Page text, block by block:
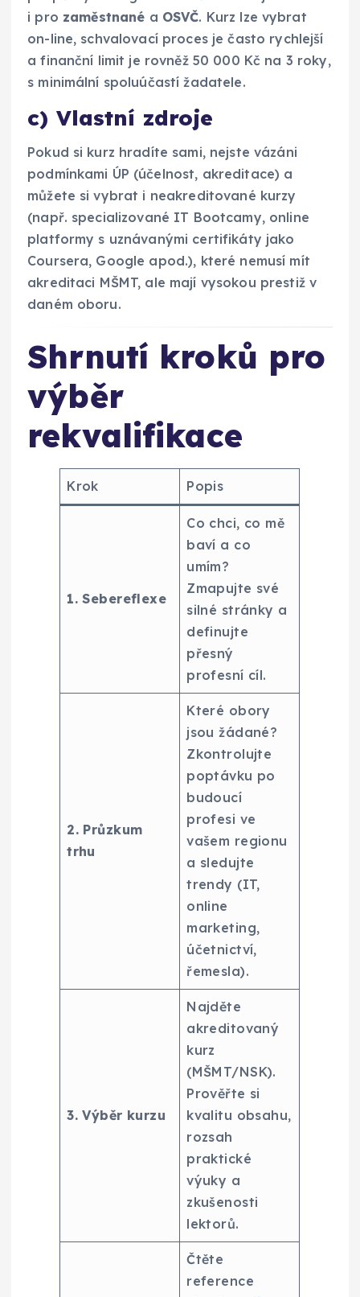
i pro zaměstnané a OSVČ. Kurz lze vybrat
on-line, schvalovací proces je často rychlejší
a finanční limit je rovněž 50 000 Kč na 3 roky,
s minimální spoluúčastí žadatele.
c) Vlastní zdroje
Pokud si kurz hradíte sami, nejste vázáni
podmínkami ÚP (účelnost, akreditace) a
můžete si vybrat i neakreditované kurzy
(např. specializované IT Bootcamy, online
platformy s uznávanými certifikáty jako
Coursera, Google apod.), které nemusí mít
akreditaci MŠMT, ale mají vysokou prestiž v
daném oboru.
Shrnutí kroků pro
výběr
rekvalifikace
Krok Popis
1. Sebereflexe
Co chci, co mě
baví a co
umím?
Zmapujte své
silné stránky a
definujte
přesný
profesní cíl.
2. Průzkum
trhu
Které obory
jsou žádané?
Zkontrolujte
poptávku po
budoucí
profesi ve
vašem regionu
a sledujte
trendy (IT,
online
marketing,
účetnictví,
řemesla).
3. Výběr kurzu
Najděte
akreditovaný
kurz
(MŠMT/NSK).
Prověřte si
kvalitu obsahu,
rozsah
praktické
výuky a
zkušenosti
lektorů.
Čtěte
reference